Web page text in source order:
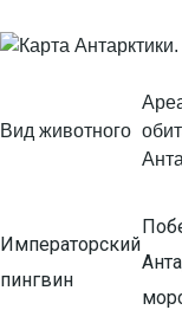
Вид животного
Императорский
пингвин